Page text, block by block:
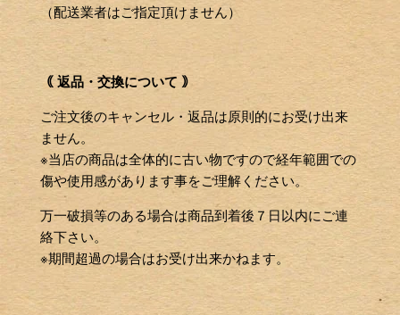
（配送業者はご指定頂けません）
｟ 返品・交換について ｠
ご注文後のキャンセル・返品は原則的にお受け出来
ません。
※当店の商品は全体的に古い物ですので経年範囲での
傷や使用感があります事をご理解ください。
万一破損等のある場合は商品到着後７日以内にご連
絡下さい。
※期間超過の場合はお受け出来かねます。